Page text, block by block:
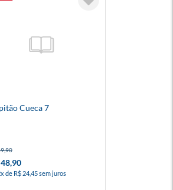
Cueca 7
de R$ 24,45 sem juros